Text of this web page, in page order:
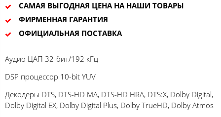
САМАЯ ВЫГОДНАЯ ЦЕНА НА НАШИ ТОВАРЫ
ФИРМЕННАЯ ГАРАНТИЯ
ОФИЦИАЛЬНАЯ ПОСТАВКА
Аудио ЦАП 32-бит/192 кГц
DSP процессор 10-bit YUV
Декодеры DTS, DTS-HD MA, DTS-HD HRA, DTS:X, Dolby Digital,
Dolby Digital EX, Dolby Digital Plus, Dolby TrueHD, Dolby Atmos